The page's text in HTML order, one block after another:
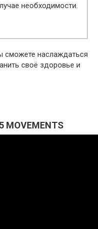
необходимости.
сможете наслаждаться
своё здоровье и
MOVEMENTS